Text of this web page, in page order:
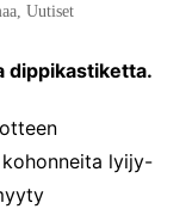
, Uutiset
dippikastiketta.
lyijy-